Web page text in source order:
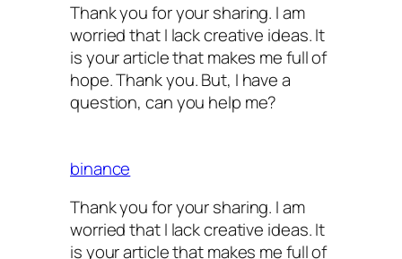
Thank you for your sharing. I am
worried that I lack creative ideas. It
is your article that makes me full of
hope. Thank you. But, I have a
question, can you help me?
binance
Thank you for your sharing. I am
worried that I lack creative ideas. It
is your article that makes me full of